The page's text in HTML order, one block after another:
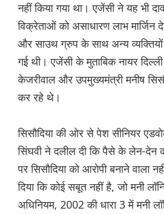
नहीं किया गया था। एजेंसी ने यह भी
विक्रेताओं को असाधारण लाभ मार्जिन
और साउथ ग्रुप के साथ अन्य व्यक्तियों
गई थी। एजेंसी के मुताबिक नायर
केजरीवाल और उपमुख्यमंत्री मनीष
कर रहे थे।
सिसौदिया की ओर से पेश सीनियर
सिंघवी ने दलील दी कि पैसे के लेन-देन
पर सिसौदिया को आरोपी बनाने वाला
दिया कि कोई सबूत नहीं है, जो मनी
अधिनियम, 2002 की धारा 3 में मनी